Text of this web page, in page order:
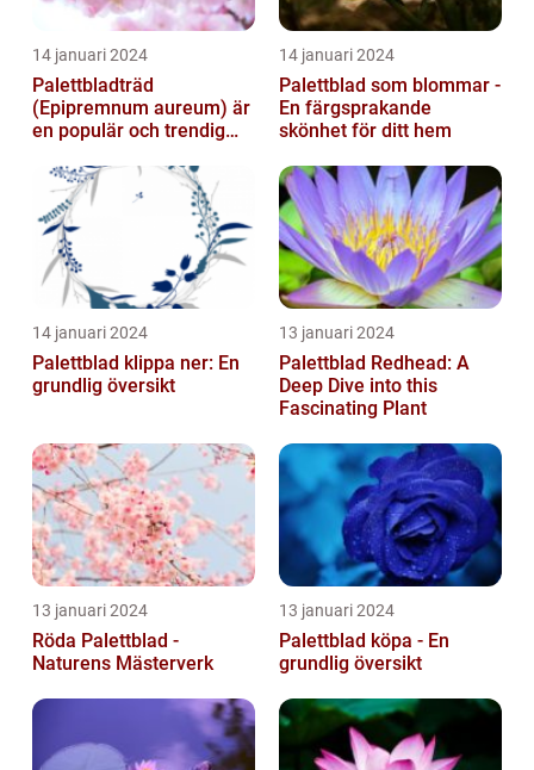
14 januari 2024
Palettbladträd
(Epipremnum aureum) är
en populär och trendig
populär de ...
14 januari 2024
Palettblad som blommar -
En färgsprakande
skönhet för ditt hem
14 januari 2024
Palettblad klippa ner: En
grundlig översikt
13 januari 2024
Palettblad Redhead: A
Deep Dive into this
Fascinating Plant
13 januari 2024
Röda Palettblad -
Naturens Mästerverk
13 januari 2024
Palettblad köpa - En
grundlig översikt